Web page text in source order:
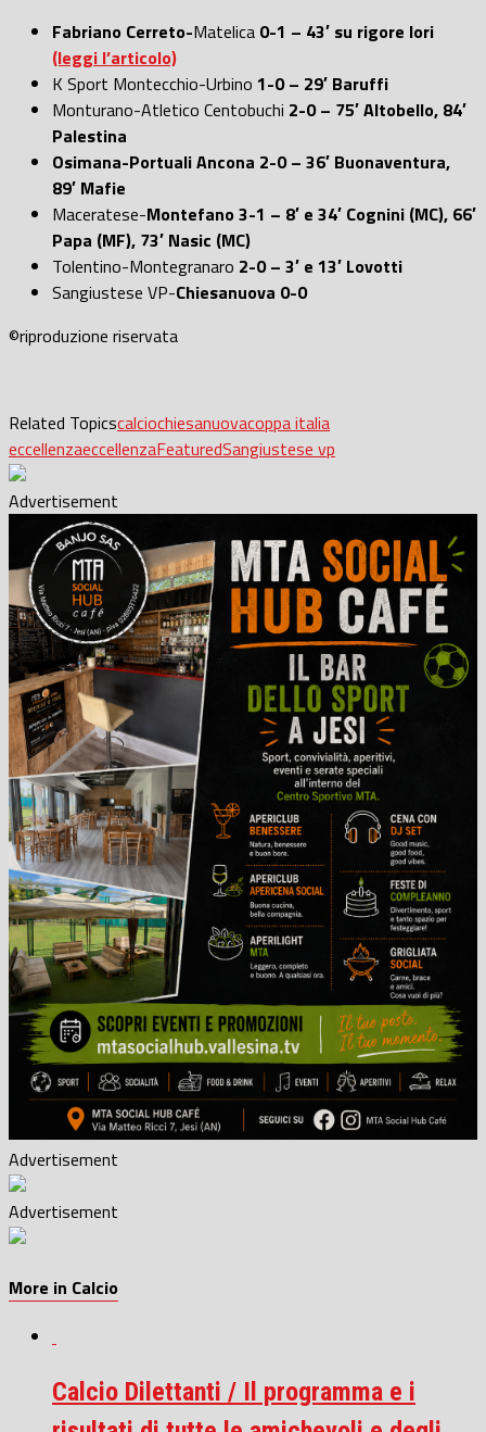
Fabriano Cerreto-Matelica 0-1 – 43′ su rigore Iori
(leggi l’articolo)
K Sport Montecchio-Urbino 1-0 – 29′ Baruffi
Monturano-Atletico Centobuchi 2-0 – 75′ Altobello, 84′
Palestina
Osimana-Portuali Ancona 2-0 – 36′ Buonaventura,
89′ Mafie
Maceratese-Montefano 3-1 – 8′ e 34′ Cognini (MC), 66′
Papa (MF), 73′ Nasic (MC)
Tolentino-Montegranaro 2-0 – 3′ e 13′ Lovotti
Sangiustese VP-Chiesanuova 0-0
©riproduzione riservata
Related Topicscalciochiesanuovacoppa italia
eccellenzaeccellenzaFeaturedSangiustese vp
Advertisement
Advertisement
Advertisement
More in Calcio
Calcio Dilettanti / Il programma e i